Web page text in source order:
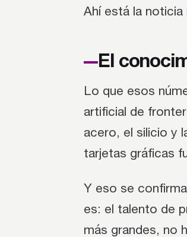
Ahí está la noticia
El
Lo que esos
artificial de
acero, el silicio y
tarjetas gráficas
Y eso se
es: el talento de
más grandes, no